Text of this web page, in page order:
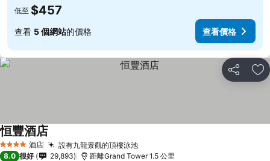
低至 $457
查看 5 個網站的價格 查看價格
分享 放
4 星級 酒店 設有九龍景觀的頂樓泳池
恒豐酒店
8.0 很好 29,893 距離Grand Tower 1.5 公里